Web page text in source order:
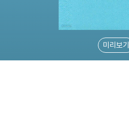
미리보기